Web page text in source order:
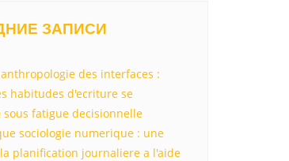
ЗАПИСИ
des interfaces :
habitudes d'ecriture se
sous fatigue decisionnelle
sociologie numerique : une
planification journaliere a l'aide